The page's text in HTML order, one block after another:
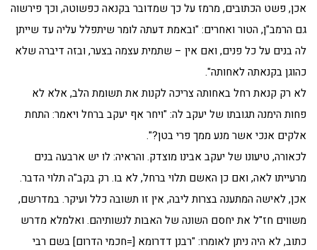
אכן, פשט הכתובים, מרמז על כך שמדובר בקנאה כפשוטה, וכך פירשוה
גם הרמב"ן, הטור ואחרים: "ובאמת דעתה לומר שיתפלל עליה עד שייתן
לה בנים על כל פנים, ואם אין – שתמית עצמה בצער, ובזה דיברה שלא
כהוגן בקנאתה לאחותה".
לא רק קנאת רחל באחותה צריכה לקנות את תשומת הלב, אלא לא
פחות הימנה תגובתו של יעקב לה: "ויחר אף יעקב ברחל ויאמר: התחת
אלקים אנכי אשר מנע ממך פרי בטן?".
לכאורה, טיעונו של יעקב אבינו מוצדק. והראיה: לו יש ארבעה בנים
מרעייתו לאה, ואם כן האשם תלוי ברחל, לא בו. רק בקב"ה תלוי הדבר.
אכן, לאישה המתענה בצרות ליבה, אין זו תשובה כלל ועיקר. במדרשם,
משווים חז"ל את יחסם השונה של האבות לנשותיהם. ואלמלא מדרש
כתוב, לא היה ניתן לאומרו: "רבנן דדרומא [=חכמי הדרום] בשם רבי